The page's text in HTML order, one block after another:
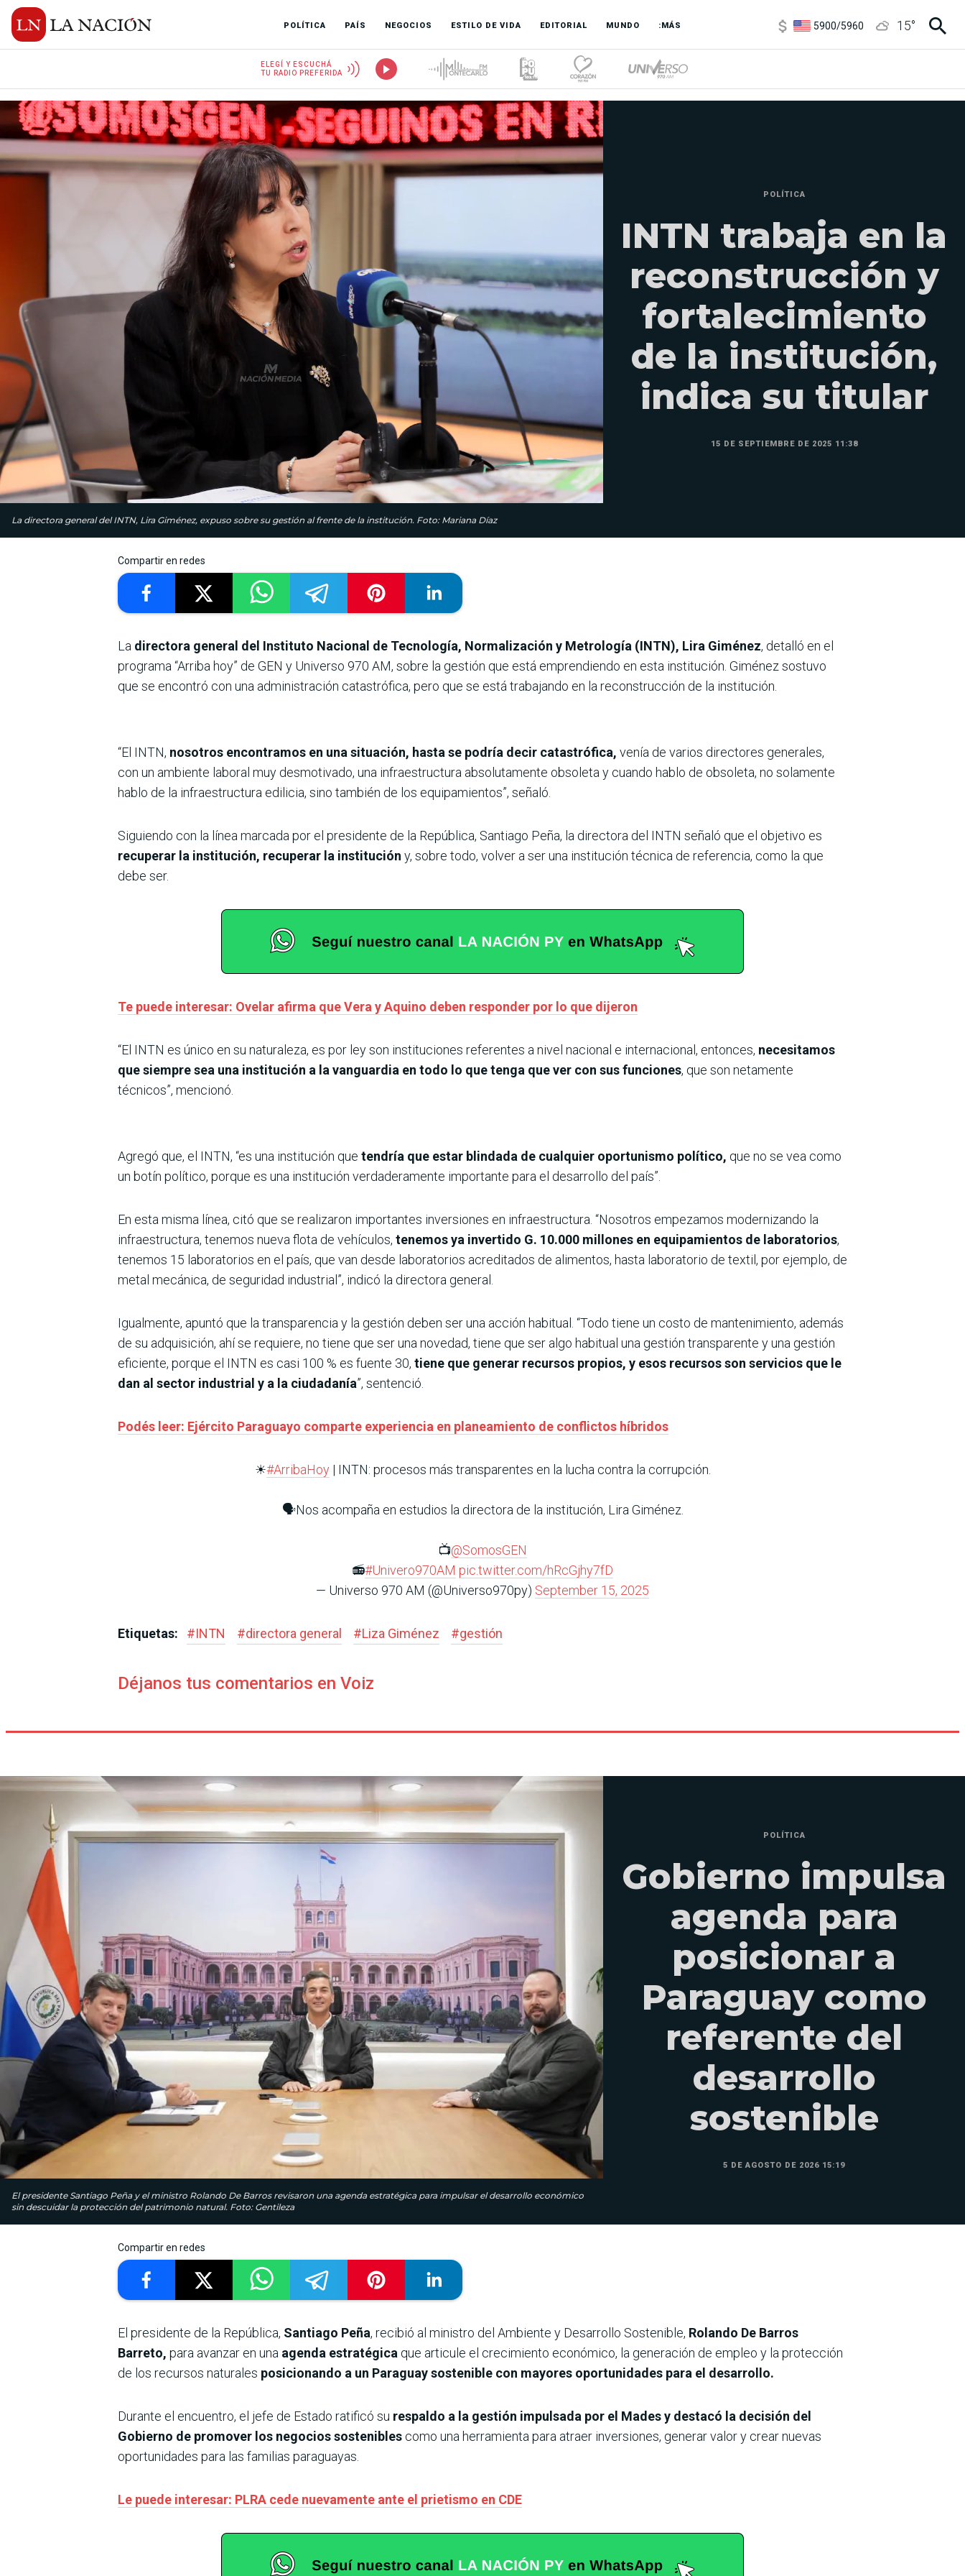
POLÍTICA PAÍS NEGOCIOS ESTILO DE VIDA EDITORIAL MUNDO :MÁS
1100/1160 15°
ELEGÍ Y ESCUCHÁ
TU RADIO PREFERIDA
La directora general del INTN, Lira Giménez, expuso sobre su gestión al frente de la institución. Foto: Mariana Díaz
POLÍTICA
INTN trabaja en la
reconstrucción y
fortalecimiento
de la institución,
indica su titular
15 DE SEPTIEMBRE DE 2025 11:38
Compartir en redes
La directora general del Instituto Nacional de Tecnología, Normalización y Metrología (INTN), Lira Giménez, detalló en el
programa “Arriba hoy” de GEN y Universo 970 AM, sobre la gestión que está emprendiendo en esta institución. Giménez sostuvo
que se encontró con una administración catastrófica, pero que se está trabajando en la reconstrucción de la institución.
“El INTN, nosotros encontramos en una situación, hasta se podría decir catastrófica, venía de varios directores generales,
con un ambiente laboral muy desmotivado, una infraestructura absolutamente obsoleta y cuando hablo de obsoleta, no solamente
hablo de la infraestructura edilicia, sino también de los equipamientos”, señaló.
Siguiendo con la línea marcada por el presidente de la República, Santiago Peña, la directora del INTN señaló que el objetivo es
recuperar la institución, recuperar la institución y, sobre todo, volver a ser una institución técnica de referencia, como la que
debe ser.
Te puede interesar: Ovelar afirma que Vera y Aquino deben responder por lo que dijeron
“El INTN es único en su naturaleza, es por ley son instituciones referentes a nivel nacional e internacional, entonces, necesitamos
que siempre sea una institución a la vanguardia en todo lo que tenga que ver con sus funciones, que son netamente
técnicos”, mencionó.
Agregó que, el INTN, “es una institución que tendría que estar blindada de cualquier oportunismo político, que no se vea como
un botín político, porque es una institución verdaderamente importante para el desarrollo del país”.
En esta misma línea, citó que se realizaron importantes inversiones en infraestructura. “Nosotros empezamos modernizando la
infraestructura, tenemos nueva flota de vehículos, tenemos ya invertido G. 10.000 millones en equipamientos de laboratorios,
tenemos 15 laboratorios en el país, que van desde laboratorios acreditados de alimentos, hasta laboratorio de textil, por ejemplo, de
metal mecánica, de seguridad industrial”, indicó la directora general.
Igualmente, apuntó que la transparencia y la gestión deben ser una acción habitual. “Todo tiene un costo de mantenimiento, además
de su adquisición, ahí se requiere, no tiene que ser una novedad, tiene que ser algo habitual una gestión transparente y una gestión
eficiente, porque el INTN es casi 100 % es fuente 30, tiene que generar recursos propios, y esos recursos son servicios que le
dan al sector industrial y a la ciudadanía”, sentenció.
Podés leer: Ejército Paraguayo comparte experiencia en planeamiento de conflictos híbridos
☀#ArribaHoy| INTN: procesos más transparentes en la lucha contra la corrupción.
🗣️Nos acompaña en estudios la directora de la institución, Lira Giménez.
📺@SomosGEN
📻#Univero970AM pic.twitter.com/hRcGjhy7fD
— Universo 970 AM (@Universo970py) September 15, 2025
Etiquetas: #INTN #directora general #Liza Giménez #gestión
Déjanos tus comentarios en Voiz
El presidente Santiago Peña y el ministro Rolando De Barros revisaron una agenda estratégica para impulsar el desarrollo económico
sin descuidar la protección del patrimonio natural. Foto: Gentileza
POLÍTICA
Gobierno impulsa
agenda para
posicionar a
Paraguay como
referente del
desarrollo
sostenible
5 DE AGOSTO DE 2026 15:19
Compartir en redes
El presidente de la República, Santiago Peña, recibió al ministro del Ambiente y Desarrollo Sostenible, Rolando De Barros
Barreto, para avanzar en una agenda estratégica que articule el crecimiento económico, la generación de empleo y la protección
de los recursos naturales posicionando a un Paraguay sostenible con mayores oportunidades para el desarrollo.
Durante el encuentro, el jefe de Estado ratificó su respaldo a la gestión impulsada por el Mades y destacó la decisión del
Gobierno de promover los negocios sostenibles como una herramienta para atraer inversiones, generar valor y crear nuevas
oportunidades para las familias paraguayas.
Le puede interesar: PLRA cede nuevamente ante el prietismo en CDE